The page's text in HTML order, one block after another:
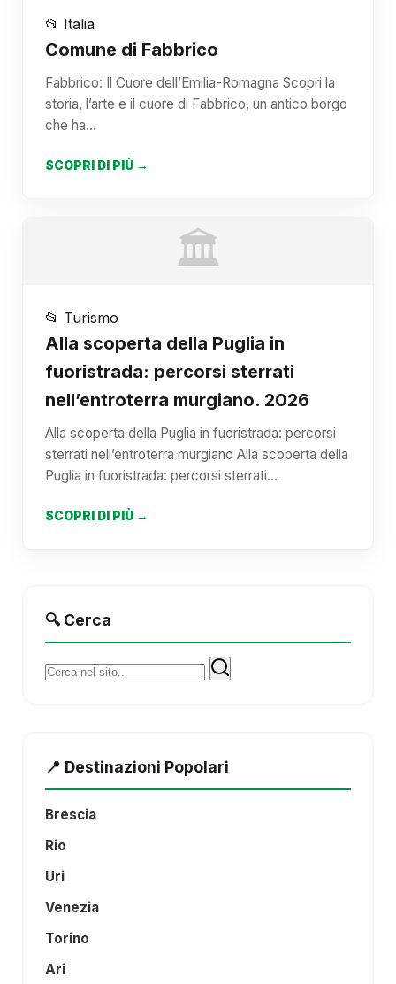
📂 Italia
Comune di Fabbrico
Fabbrico: Il Cuore dell’Emilia-Romagna Scopri la
storia, l’arte e il cuore di Fabbrico, un antico borgo
che ha…
SCOPRI DI PIÙ →
🏛️
📂 Turismo
Alla scoperta della Puglia in
fuoristrada: percorsi sterrati
nell’entroterra murgiano. 2026
Alla scoperta della Puglia in fuoristrada: percorsi
sterrati nell’entroterra murgiano Alla scoperta della
Puglia in fuoristrada: percorsi sterrati…
SCOPRI DI PIÙ →
🔍 Cerca
Cerca:
📍 Destinazioni Popolari
Brescia
Rio
Uri
Venezia
Torino
Ari